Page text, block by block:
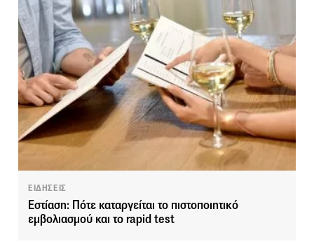
ΕΙΔΗΣΕΙΣ
Εστίαση: Πότε καταργείται το πιστοποιητικό
εμβολιασμού και το rapid test